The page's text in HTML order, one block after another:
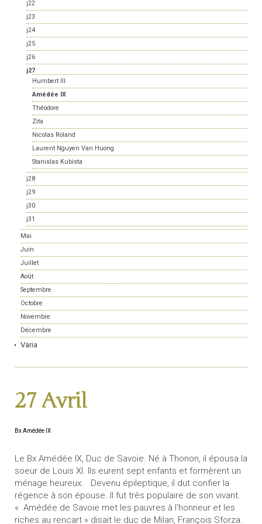
j22
j23
j24
j25
j26
j27
Humbert III
Amédée IX
Théodore
Zita
Nicolas Roland
Laurent Nguyen Van Huong
Stanislas Kubista
j28
j29
j30
j31
Mai
Juin
Juillet
Août
Septembre
Octobre
Novembre
Décembre
Varia
27 Avril
Bx Amédée IX
Le Bx Amédée IX, Duc de Savoie. Né à Thonon, il épousa la
soeur de Louis XI. Ils eurent sept enfants et formèrent un
ménage heureux. Devenu épileptique, il dut confier la
régence à son épouse. Il fut très populaire de son vivant.
« Amédée de Savoie met les pauvres à l'honneur et les
riches au rencart » disait le duc de Milan, François Sforza.